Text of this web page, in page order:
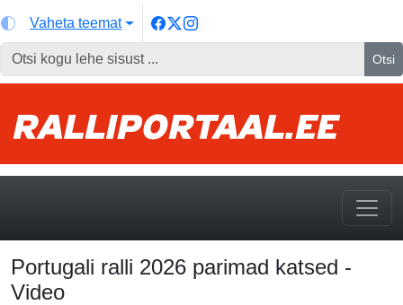
Vaheta teemat
Otsi
Portugali ralli 2026 parimad katsed -
Video